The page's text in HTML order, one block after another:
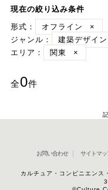
現在の絞り込み条件
形式：
オフライン
×
ジャンル：
建築デザイン
エリア：
関東 ×
全0件
お問い合わせ サイトマッ
カルチュア・コンビニエン